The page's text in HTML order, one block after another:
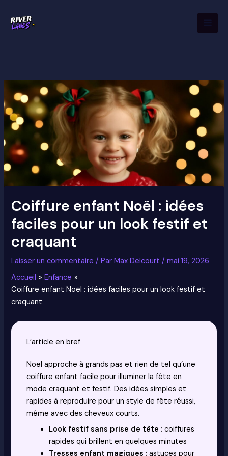
contenu
Coiffure enfant Noël : idées
faciles pour un look festif et
craquant
Laisser un commentaire / ParMax Delcourt/mai 19, 2026
Accueil
Enfance
Coiffure enfant Noël : idées faciles pour un look festif et
craquant
L’article en bref
Noël approche à grands pas et rien de tel qu’une
coiffure enfant facile pour illuminer la fête en
mode craquant et festif. Des idées simples et
rapides à reproduire pour un style de fête réussi,
même avec des cheveux courts.
Look festif sans prise de tête : coiffures
rapides qui brillent en quelques minutes
Tresses enfant magiques : astuces pour